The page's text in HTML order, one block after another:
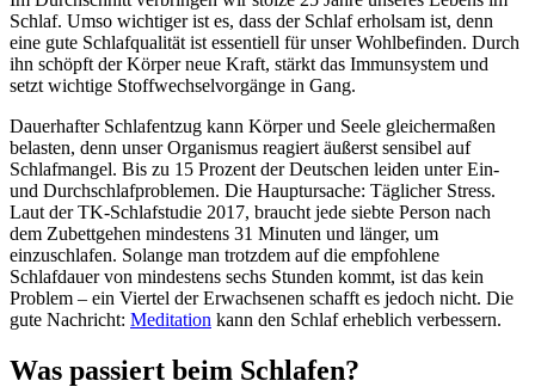
Schlaf. Umso wichtiger ist es, dass der Schlaf erholsam ist, denn
eine gute Schlafqualität ist essentiell für unser Wohlbefinden. Durch
ihn schöpft der Körper neue Kraft, stärkt das Immunsystem und
setzt wichtige Stoffwechselvorgänge in Gang.
Dauerhafter Schlafentzug kann Körper und Seele gleichermaßen
belasten, denn unser Organismus reagiert äußerst sensibel auf
Schlafmangel. Bis zu 15 Prozent der Deutschen leiden unter Ein-
und Durchschlafproblemen. Die Hauptursache: Täglicher Stress.
Laut der TK-Schlafstudie 2017, braucht jede siebte Person nach
dem Zubettgehen mindestens 31 Minuten und länger, um
einzuschlafen. Solange man trotzdem auf die empfohlene
Schlafdauer von mindestens sechs Stunden kommt, ist das kein
Problem – ein Viertel der Erwachsenen schafft es jedoch nicht. Die
gute Nachricht: Meditation kann den Schlaf erheblich verbessern.
Was passiert beim Schlafen?